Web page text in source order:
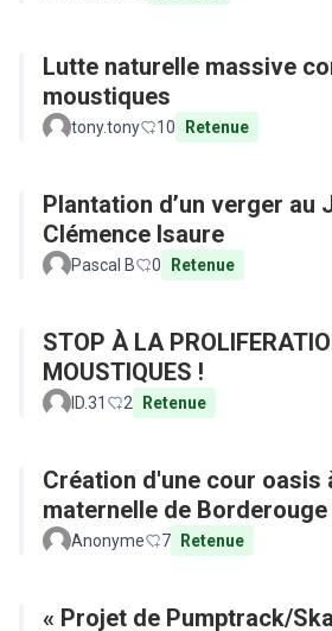
Lutte naturelle massive
moustiques
tony.tony 10 Retenue
Plantation d’un verger au
Clémence Isaure
Pascal B 0 Retenue
STOP À LA
MOUSTIQUES !
ID.31 2 Retenue
Création d'une cour oasis
maternelle de Borderouge
Anonyme 7 Retenue
« Projet de Pumptrack/